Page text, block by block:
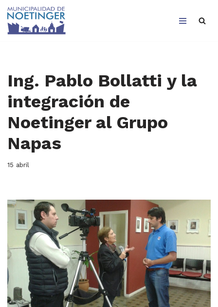
Saltar
Ing. Pablo Bollatti y la
integración de
Noetinger al Grupo
Napas
15 abril